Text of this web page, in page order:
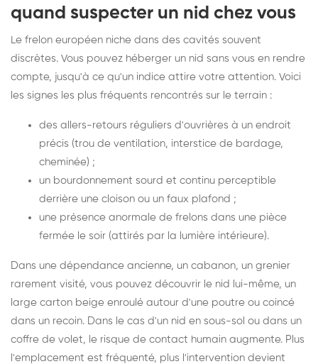
quand suspecter un nid chez vous
Le frelon européen niche dans des cavités souvent
discrètes. Vous pouvez héberger un nid sans vous en rendre
compte, jusqu'à ce qu'un indice attire votre attention. Voici
les signes les plus fréquents rencontrés sur le terrain :
des allers-retours réguliers d'ouvrières à un endroit
précis (trou de ventilation, interstice de bardage,
cheminée) ;
un bourdonnement sourd et continu perceptible
derrière une cloison ou un faux plafond ;
une présence anormale de frelons dans une pièce
fermée le soir (attirés par la lumière intérieure).
Dans une dépendance ancienne, un cabanon, un grenier
rarement visité, vous pouvez découvrir le nid lui-même, un
large carton beige enroulé autour d'une poutre ou coincé
dans un recoin. Dans le cas d'un nid en sous-sol ou dans un
coffre de volet, le risque de contact humain augmente. Plus
l'emplacement est fréquenté, plus l'intervention devient